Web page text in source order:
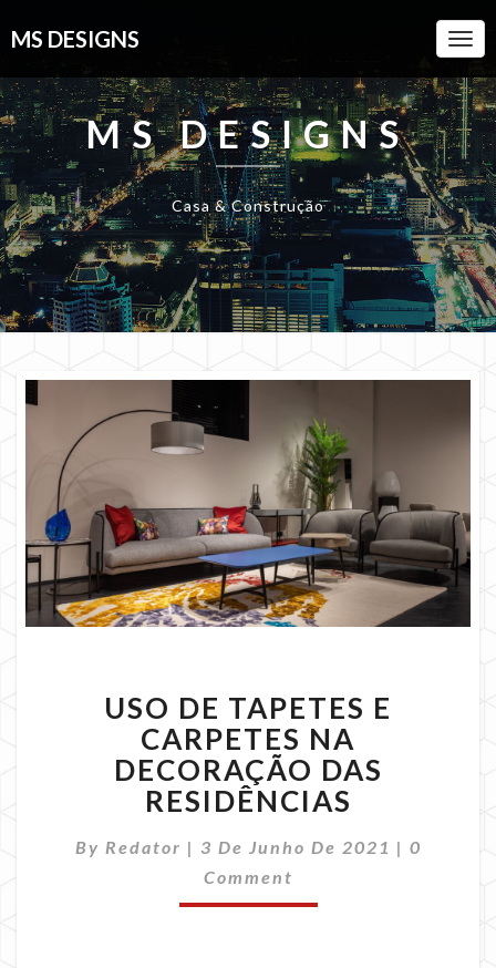
MS DESIGNS
MS DESIGNS
Casa & Construção
DE
TAPETES
E
CARPETES
NA
DAS
RESIDÊNCIAS
USO DE TAPETES E
CARPETES NA
DECORAÇÃO DAS
RESIDÊNCIAS
By Redator | 3 De Junho De 2021 | 0
Comment